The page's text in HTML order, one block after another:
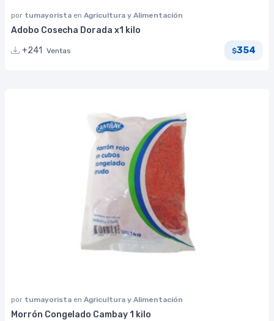
por tumayorista en Agricultura y Alimentación
Adobo Cosecha Dorada x1 kilo
+241
Ventas $354
por tumayorista en Agricultura y Alimentación
Morrón Congelado Cambay 1 kilo